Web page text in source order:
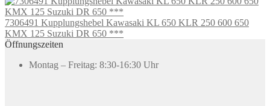
7306491 Kupplungshebel Kawasaki KL 650 KLR 250 600 650
KMX 125 Suzuki DR 650 ***
Öffnungszeiten
Montag – Freitag: 8:30-16:30 Uhr